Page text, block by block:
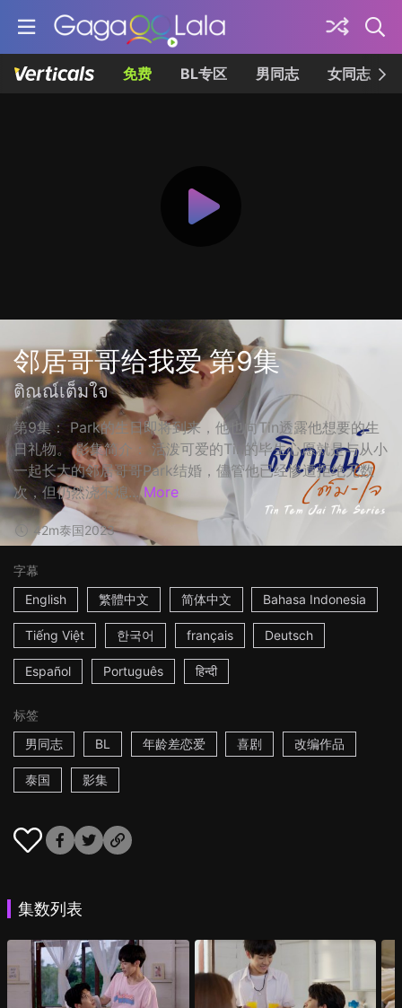
免费 BL专区 男同志 女同志
邻居哥哥给我爱 第9集
ติณณ์เต็มใจ
第9集： Park的生日即将到来，他也向Tin透露他想要的生
日礼物。 影集简介： 活泼可爱的Tin的毕生心愿就是与从小
一起长大的邻居哥哥Park结婚，儘管他已经惨遭拒绝无数
次，但仍然浇不熄... More
42m泰国2023
字幕
English
繁體中文 简体中文 Bahasa Indonesia
Tiếng Việt 한국어 français Deutsch
Español Português हिन्दी
标签
男同志
BL 年龄差恋爱 喜剧 改编作品
泰国 影集
集数列表